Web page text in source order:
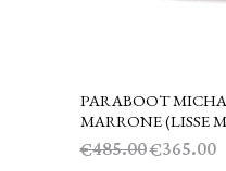
PARABOOT
MARRONE (LISSE
€485.00Il
€365.00Il